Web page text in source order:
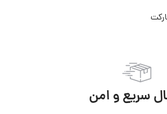
سریع و امن